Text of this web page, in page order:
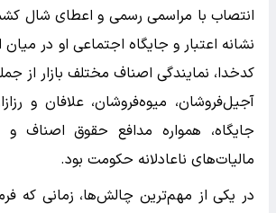
انتصاب با مراسمی رسمی و اعطای شال
نشانه اعتبار و جایگاه اجتماعی او در
کدخدا، نمایندگی اصناف مختلف بازار از
آجیل‌فروشان، میوه‌فروشان، علافان و
جایگاه، همواره مدافع حقوق اصناف
مالیات‌های ناعادلانه حکومت بود.
در یکی از مهم‌ترین چالش‌ها، زمانی که